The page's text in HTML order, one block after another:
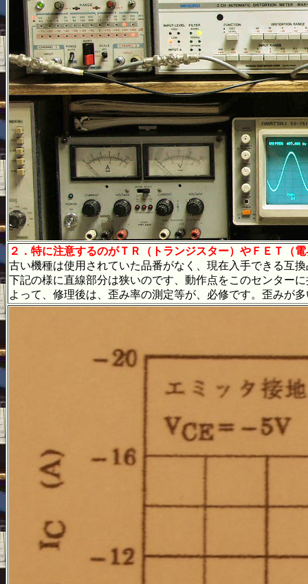
２．特に注意するのがＴＲ（トランジスター）やＦＥＴ（
古い機種は使用されていた品番がなく、現在入手できる互
下記の様に直線部分は狭いのです、動作点をこのセンター
よって、修理後は、歪み率の測定等が、必修です。歪みが